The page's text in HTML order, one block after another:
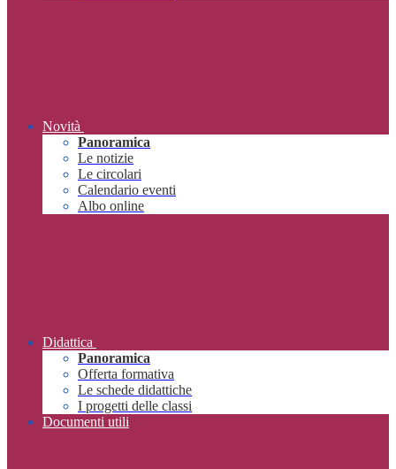
Novità
Panoramica
Le notizie
Le circolari
Calendario eventi
Albo online
Didattica
Panoramica
Offerta formativa
Le schede didattiche
I progetti delle classi
Documenti utili